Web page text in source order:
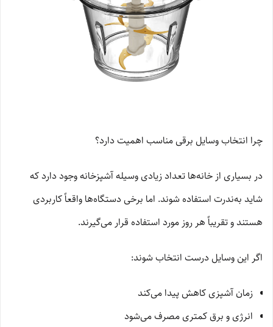
چرا انتخاب وسایل برقی مناسب اهمیت دارد؟
در بسیاری از خانه‌ها تعداد زیادی وسیله آشپزخانه وجود دارد که
شاید به‌ندرت استفاده شوند. اما برخی دستگاه‌ها واقعاً کاربردی
هستند و تقریباً هر روز مورد استفاده قرار می‌گیرند.
اگر این وسایل درست انتخاب شوند:
زمان آشپزی کاهش پیدا می‌کند
انرژی و برق کمتری مصرف می‌شود